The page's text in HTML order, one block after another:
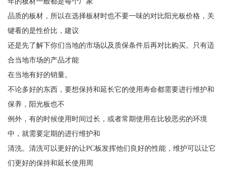
品质的板材，所以在选择板材时也不要一味的对比阳光板价格，关
键看的是性价比，建议
还是先了解下你们当地的市场以及质保条件后再对比购买。只有适
合当地市场的产品才能
在当地有好的销量。
不论多好的东西，要想保持和延长它的使用寿命都需要进行维护和
保养，阳光板也不
例外，有的时候使用时间过长，或者常期使用在比较恶劣的环境
中，就需要定期的进行维护和
清洗。清洗可以更好的让PC板发挥他们良好的性能，维护可以让它
们更好的保持和延长使用周